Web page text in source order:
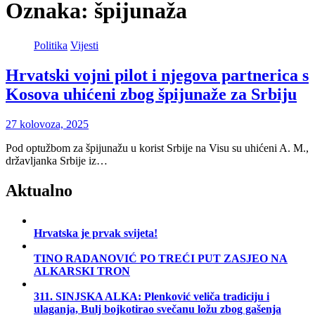
Oznaka: špijunaža
Politika Vijesti
Hrvatski vojni pilot i njegova partnerica s
Kosova uhićeni zbog špijunaže za Srbiju
27 kolovoza, 2025
Pod optužbom za špijunažu u korist Srbije na Visu su uhićeni A. M.,
državljanka Srbije iz…
Aktualno
Hrvatska je prvak svijeta!
TINO RADANOVIĆ PO TREĆI PUT ZASJEO NA
ALKARSKI TRON
311. SINJSKA ALKA: Plenković veliča tradiciju i
ulaganja, Bulj bojkotirao svečanu ložu zbog gašenja